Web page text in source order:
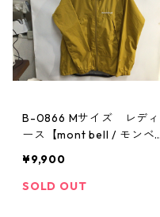
B-0866 Mサイズ レディ
ース【mont bell / モンベ
ジャケット： レディース
¥9,900
SOLD OUT